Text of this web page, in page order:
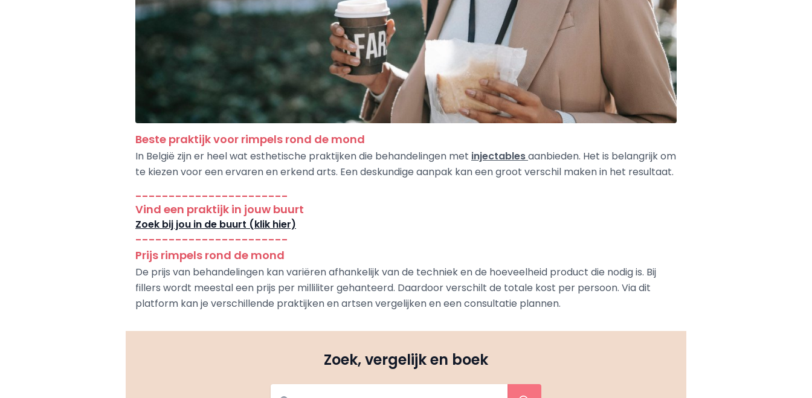
Beste praktijk voor rimpels rond de mond
In België zijn er heel wat esthetische praktijken die behandelingen met injectablesaanbieden. Het is belangrijk om
te kiezen voor een ervaren en erkend arts. Een deskundige aanpak kan een groot verschil maken in het resultaat.
-----------------------
Vind een praktijk in jouw buurt
Zoek bij jou in de buurt (klik hier)
-----------------------
Prijs rimpels rond de mond
De prijs van behandelingen kan variëren afhankelijk van de techniek en de hoeveelheid product die nodig is. Bij
fillers wordt meestal een prijs per milliliter gehanteerd. Daardoor verschilt de totale kost per persoon. Via dit
platform kan je verschillende praktijken en artsen vergelijken en een consultatie plannen.
Zoek, vergelijk en boek